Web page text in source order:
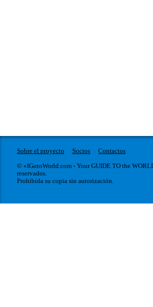
Sobre el proyecto Socios
Contactos
© «IGotoWorld.com - Your GUIDE TO the
reservados.
Prohibida su copia sin autorización.